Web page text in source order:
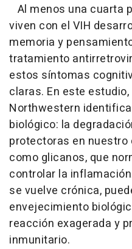
Al menos una cuarta
viven con el VIH
memoria y
tratamiento
estos síntomas
claras. En este
Northwestern
biológico: la
protectoras en
como glicanos, que
controlar la
se vuelve crónica,
envejecimiento
reacción exagerada y
inmunitario.